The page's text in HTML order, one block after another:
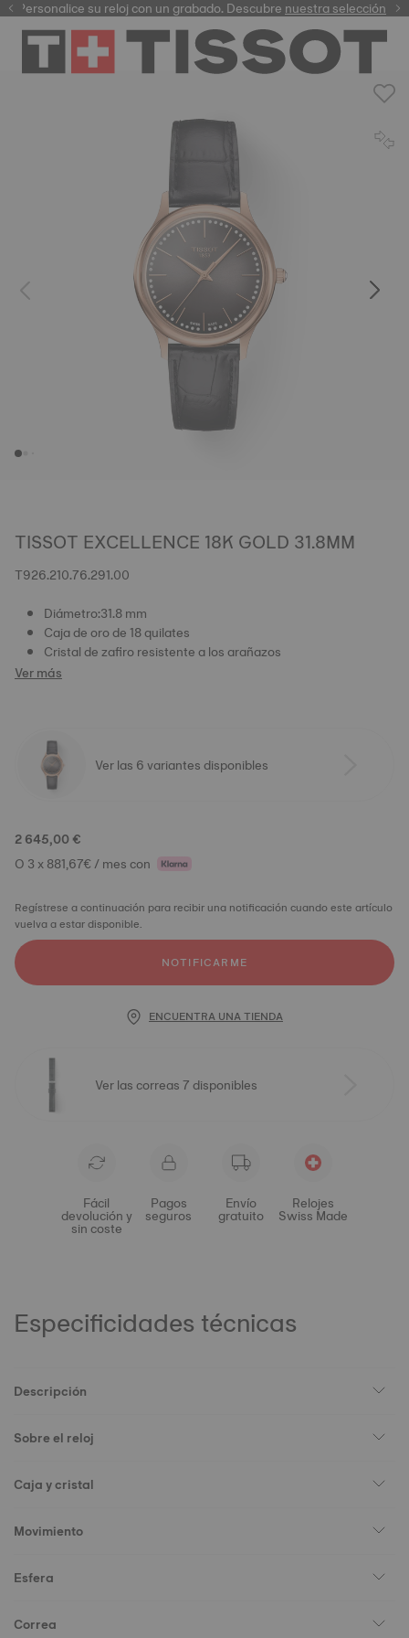
Personalice su reloj con un grabado. Descubrenuestra selección
garantía digital
TISSOT EXCELLENCE 18K GOLD 31.8MM
T926.210.76.291.00
Diámetro:31.8 mm
Caja de oro de 18 quilates
Cristal de zafiro resistente a los arañazos
Ver más
Ver las 6 variantes disponibles
2 645,00 €
O 3 x 881,67€ / mes con
Regístrese a continuación para recibir una notificación cuando este artículo
vuelva a estar disponible.
NOTIFICARME
ENCUENTRA UNA TIENDA
Ver las correas 7 disponibles
Fácil
devolución y
sin coste
Pagos
seguros
Envío
gratuito
Relojes
Swiss Made
Especificidades técnicas
Descripción
Sobre el reloj
Caja y cristal
Movimiento
Esfera
Correa